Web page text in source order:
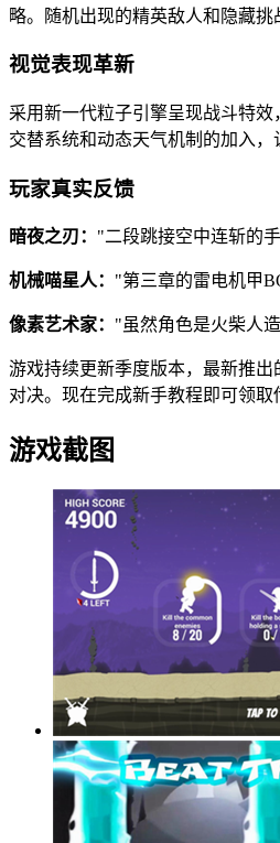
略。随机出现的精英敌人和隐藏挑
视觉表现革新
采用新一代粒子引擎呈现战斗特
交替系统和动态天气机制的加入，
玩家真实反馈
暗夜之刃： "二段跳接空中连斩的
机械喵星人： "第三章的雷电机甲
像素艺术家： "虽然角色是火柴人
游戏持续更新季度版本，最新推
对决。现在完成新手教程即可领取
游戏截图